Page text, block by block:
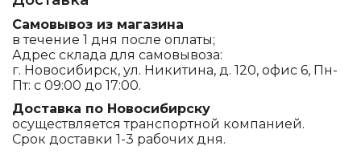
Самовывоз из магазина
в течение 1 дня после оплаты;
Адрес склада для самовывоза:
г. Новосибирск, ул. Никитина, д. 120, офис 6, Пн-
Пт: с 09:00 до 17:00.
Доставка по Новосибирску
осуществляется транспортной компанией.
Срок доставки 1-3 рабочих дня.